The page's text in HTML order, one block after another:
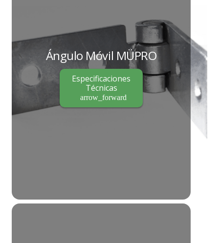
Ángulo Móvil MÜPRO
Especificaciones
Técnicas
arrow_forward